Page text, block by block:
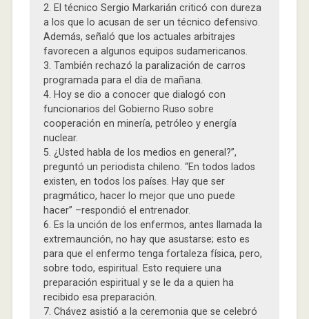
2. El técnico Sergio Markarián criticó con dureza
a los que lo acusan de ser un técnico defensivo.
Además, señaló que los actuales arbitrajes
favorecen a algunos equipos sudamericanos.
3. También rechazó la paralización de carros
programada para el día de mañana.
4. Hoy se dio a conocer que dialogó con
funcionarios del Gobierno Ruso sobre
cooperación en minería, petróleo y energía
nuclear.
5. ¿Usted habla de los medios en general?”,
preguntó un periodista chileno. “En todos lados
existen, en todos los países. Hay que ser
pragmático, hacer lo mejor que uno puede
hacer” –respondió el entrenador.
6. Es la unción de los enfermos, antes llamada la
extremaunción, no hay que asustarse; esto es
para que el enfermo tenga fortaleza física, pero,
sobre todo, espiritual. Esto requiere una
preparación espiritual y se le da a quien ha
recibido esa preparación.
7. Chávez asistió a la ceremonia que se celebró